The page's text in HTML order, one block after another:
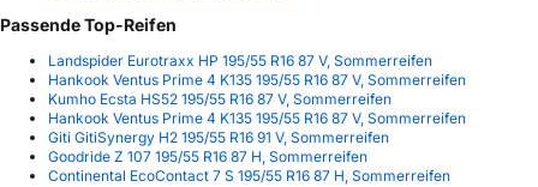
Passende Top-Reifen
Landspider Eurotraxx HP 195/55 R16 87 V, Sommerreifen
Hankook Ventus Prime 4 K135 195/55 R16 87 V, Sommerreifen
Kumho Ecsta HS52 195/55 R16 87 V, Sommerreifen
Hankook Ventus Prime 4 K135 195/55 R16 87 V, Sommerreifen
Giti GitiSynergy H2 195/55 R16 91 V, Sommerreifen
Goodride Z 107 195/55 R16 87 H, Sommerreifen
Continental EcoContact 7 S 195/55 R16 87 H, Sommerreifen